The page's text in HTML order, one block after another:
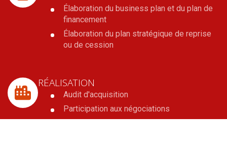
Élaboration du business plan et du plan de
financement
Élaboration du plan stratégique de reprise
ou de cession
RÉALISATION
Audit d'acquisition
Participation aux négociations